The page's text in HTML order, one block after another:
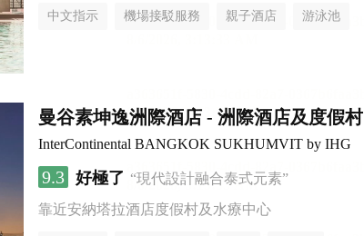
中文指示 機場接駁服務 親子酒店 游泳池
曼谷素坤逸洲際酒店 - 洲際酒店及度假村
InterContinental BANGKOK SUKHUMVIT by IHG
9.3 好極了 “現代設計融合泰式元素”
靠近安納塔拉酒店度假村及水療中心